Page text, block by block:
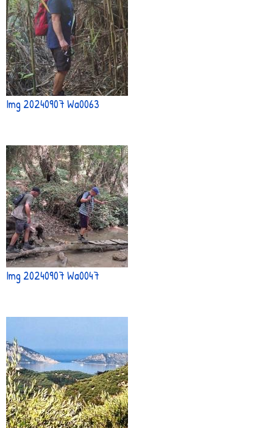
Img 20240907 Wa0063
Img 20240907 Wa0047